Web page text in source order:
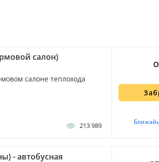
салон)
салоне теплохода
213 989
- автобусная